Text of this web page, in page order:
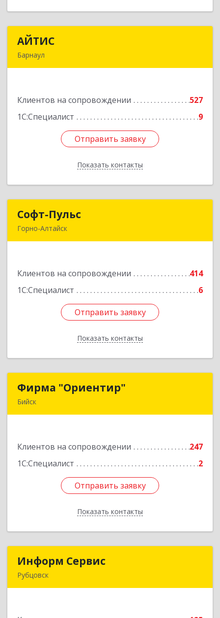
АЙТИС
Барнаул
Клиентов на сопровождении
527
1С:Специалист
9
Отправить заявку
Показать контакты
Подробнее
Отправить заявку
Назад
Софт-Пульс
Горно-Алтайск
Клиентов на сопровождении
414
1С:Специалист
6
Отправить заявку
Показать контакты
Подробнее
Отправить заявку
Назад
Фирма "Ориентир"
Бийск
Клиентов на сопровождении
247
1С:Специалист
2
Отправить заявку
Показать контакты
Фирма "Ориентир"
Подробнее
Отправить заявку
Назад
Информ Сервис
Рубцовск